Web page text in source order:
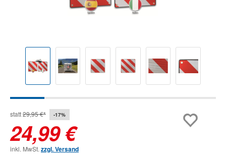
statt29,95 €* -17%
24,99 €
inkl. MwSt. zzgl. Versand